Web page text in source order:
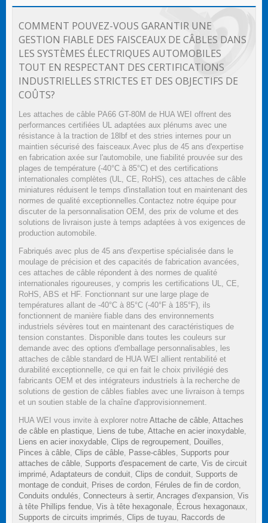
COMMENT POUVEZ-VOUS GARANTIR UNE
GESTION FIABLE DES FAISCEAUX DE CÂBLES DANS
LES SYSTÈMES ÉLECTRIQUES AUTOMOBILES
TOUT EN RESPECTANT DES CERTIFICATIONS
INDUSTRIELLES STRICTES ET DES OBJECTIFS DE
COÛTS?
Les attaches de câble PA66 GT-80M de HUA WEI offrent des
performances certifiées UL adaptées aux plénums avec une
résistance à la traction de 18lbf et des stries internes pour un
maintien sécurisé des faisceaux.Avec plus de 45 ans d'expertise
en fabrication axée sur l'automobile, une fiabilité prouvée sur des
plages de température (-40°C à 85°C) et des certifications
internationales complètes (UL, CE, RoHS), ces attaches de câble
miniatures réduisent le temps d'installation tout en maintenant des
normes de qualité exceptionnelles.Contactez notre équipe pour
discuter de la personnalisation OEM, des prix de volume et des
solutions de livraison juste à temps adaptées à vos exigences de
production automobile.
Fabriqués avec plus de 45 ans d'expertise spécialisée dans le
moulage de précision et des capacités de fabrication avancées,
ces attaches de câble répondent à des normes de qualité
internationales rigoureuses, y compris les certifications UL, CE,
RoHS, ABS et HF. Fonctionnant sur une large plage de
températures allant de -40°C à 85°C (-40°F à 185°F), ils
fonctionnent de manière fiable dans des environnements
industriels sévères tout en maintenant des caractéristiques de
tension constantes. Disponible dans toutes les couleurs sur
demande avec des options d'emballage personnalisables, les
attaches de câble standard de HUA WEI allient rentabilité et
durabilité exceptionnelle, ce qui en fait le choix privilégié des
fabricants OEM et des intégrateurs industriels à la recherche de
solutions de gestion de câbles fiables avec une livraison à temps
et un soutien stable de la chaîne d'approvisionnement.
HUA WEI vous invite à explorer notre Attache de câble, Attaches
de câble en plastique, Liens de tube, Attache en acier inoxydable,
Liens en acier inoxydable, Clips de regroupement, Douilles,
Pinces à câble, Clips de câble, Passe-câbles, Supports pour
attaches de câble, Supports d'espacement de carte, Vis de circuit
imprimé, Adaptateurs de conduit, Clips de conduit, Supports de
montage de conduit, Prises de cordon, Férules de fin de cordon,
Conduits ondulés, Connecteurs à sertir, Ancrages d'expansion, Vis
à tête Phillips fendue, Vis à tête hexagonale, Écrous hexagonaux,
Supports de circuits imprimés, Clips de tuyau, Raccords de